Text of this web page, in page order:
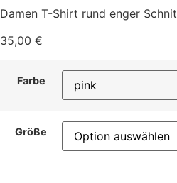
Damen T-Shirt rund enger
35,00 €
Farbe
Größe